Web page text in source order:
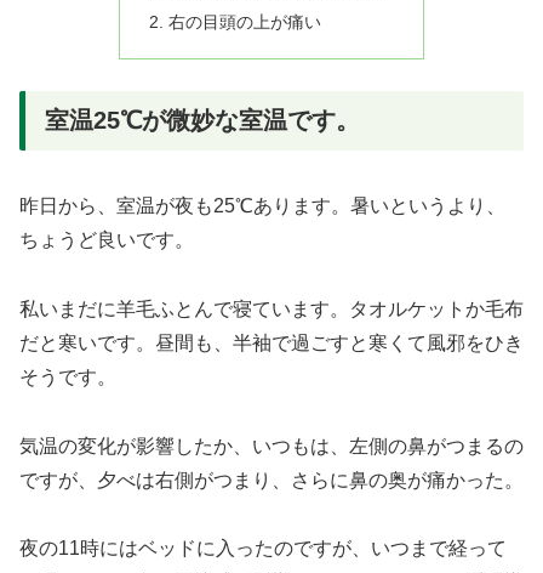
右の目頭の上が痛い
室温25℃が微妙な室温です。
昨日から、室温が夜も25℃あります。暑いというより、
ちょうど良いです。
私いまだに羊毛ふとんで寝ています。タオルケットか毛布
だと寒いです。昼間も、半袖で過ごすと寒くて風邪をひき
そうです。
気温の変化が影響したか、いつもは、左側の鼻がつまるの
ですが、夕べは右側がつまり、さらに鼻の奥が痛かった。
夜の11時にはベッドに入ったのですが、いつまで経って